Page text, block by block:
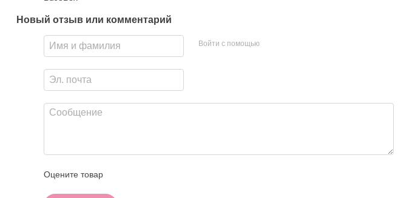
Новый отзыв или комментарий
Войти с помощью
Оцените товар